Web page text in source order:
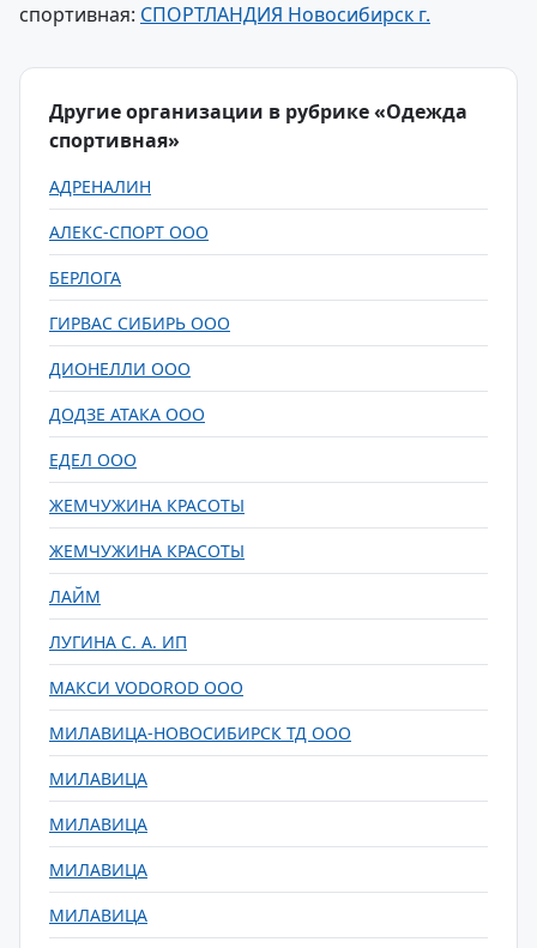
спортивная: СПОРТЛАНДИЯ Новосибирск г.
Другие организации в рубрике «Одежда
спортивная»
АДРЕНАЛИН
АЛЕКС-СПОРТ ООО
БЕРЛОГА
ГИРВАС СИБИРЬ ООО
ДИОНЕЛЛИ ООО
ДОДЗЕ АТАКА ООО
ЕДЕЛ ООО
ЖЕМЧУЖИНА КРАСОТЫ
ЖЕМЧУЖИНА КРАСОТЫ
ЛАЙМ
ЛУГИНА С. А. ИП
МАКСИ VODOROD ООО
МИЛАВИЦА-НОВОСИБИРСК ТД ООО
МИЛАВИЦА
МИЛАВИЦА
МИЛАВИЦА
МИЛАВИЦА